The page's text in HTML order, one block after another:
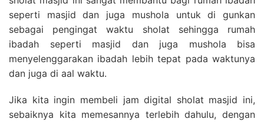
seperti masjid dan juga mushola untuk di gunkan
sebagai pengingat waktu sholat sehingga rumah
ibadah seperti masjid dan juga mushola bisa
menyelenggarakan ibadah lebih tepat pada waktunya
dan juga di aal waktu.
Jika kita ingin membeli jam digital sholat masjid ini,
sebaiknya kita memesannya terlebih dahulu, dengan